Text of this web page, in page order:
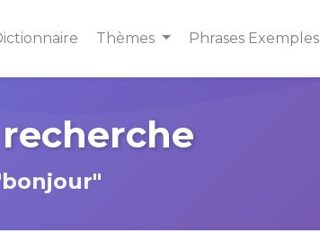
Thèmes Phrases Exemples